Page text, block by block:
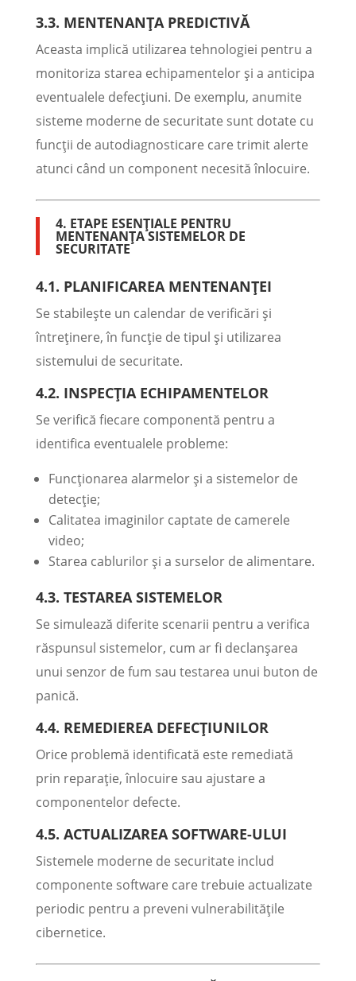
3.3. MENTENANȚA PREDICTIVĂ
Aceasta implică utilizarea tehnologiei pentru a
monitoriza starea echipamentelor și a anticipa
eventualele defecțiuni. De exemplu, anumite
sisteme moderne de securitate sunt dotate cu
funcții de autodiagnosticare care trimit alerte
atunci când un component necesită înlocuire.
4. ETAPE ESENȚIALE PENTRU
MENTENANȚA SISTEMELOR DE
SECURITATE
4.1. PLANIFICAREA MENTENANȚEI
Se stabilește un calendar de verificări și
întreținere, în funcție de tipul și utilizarea
sistemului de securitate.
4.2. INSPECȚIA ECHIPAMENTELOR
Se verifică fiecare componentă pentru a
identifica eventualele probleme:
Funcționarea alarmelor și a sistemelor de
detecție;
Calitatea imaginilor captate de camerele
video;
Starea cablurilor și a surselor de alimentare.
4.3. TESTAREA SISTEMELOR
Se simulează diferite scenarii pentru a verifica
răspunsul sistemelor, cum ar fi declanșarea
unui senzor de fum sau testarea unui buton de
panică.
4.4. REMEDIEREA DEFECȚIUNILOR
Orice problemă identificată este remediată
prin reparație, înlocuire sau ajustare a
componentelor defecte.
4.5. ACTUALIZAREA SOFTWARE-ULUI
Sistemele moderne de securitate includ
componente software care trebuie actualizate
periodic pentru a preveni vulnerabilitățile
cibernetice.